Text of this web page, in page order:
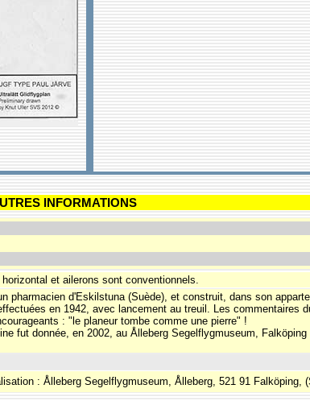
INFORMATIONS
et ailerons sont conventionnels.
pharmacien d'Eskilstuna (Suède), et construit, dans son
en 1942, avec lancement au treuil. Les commentaires
: "le planeur tombe comme une pierre" !
fut donnée, en 2002, au Ålleberg Segelflygmuseum, Falköping
: Ålleberg Segelflygmuseum, Ålleberg, 521 91 Falköping,